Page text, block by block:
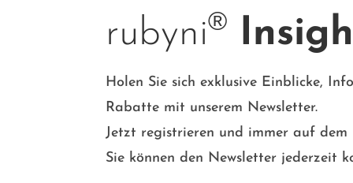
rubyni®
Holen Sie sich exklusive Einblicke,
Rabatte mit unserem Newsletter.
Jetzt registrieren und immer auf dem
Sie können den Newsletter jederzeit